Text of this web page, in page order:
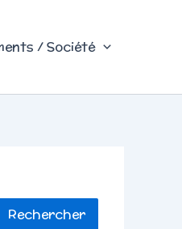
/ Société
Rechercher